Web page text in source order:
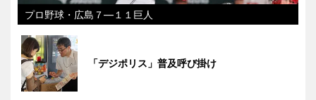
プロ野球・広島７―１１巨人
「デジポリス」普及呼び掛け